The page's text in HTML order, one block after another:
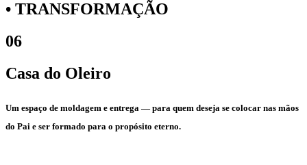
• TRANSFORMAÇÃO
06
Casa do Oleiro
Um espaço de moldagem e entrega — para quem deseja se colocar nas mãos
do Pai e ser formado para o propósito eterno.